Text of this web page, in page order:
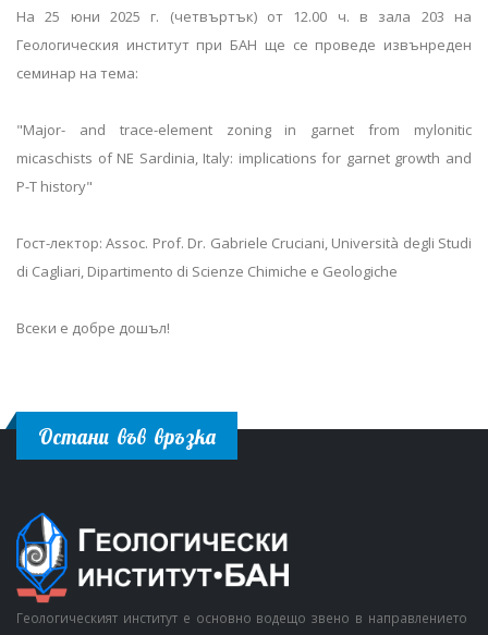
На 25 юни 2025 г. (четвъртък) от 12.00 ч. в зала 203 на
Геологическия институт при БАН ще се проведе извънреден
семинар на тема:
"Major- and trace-element zoning in garnet from mylonitic
micaschists of NE Sardinia, Italy: implications for garnet growth and
P-T history"
Гост-лектор: Assoc. Prof. Dr. Gabriele Cruciani, Università degli Studi
di Cagliari, Dipartimento di Scienze Chimiche e Geologiche
Всеки е добре дошъл!
Остани във връзка
Геологическият институт е основно водещо звено в направлението